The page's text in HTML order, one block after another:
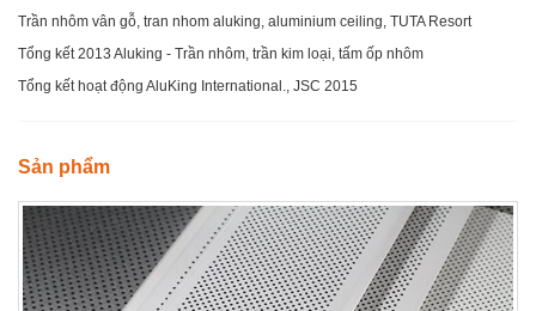
Trần nhôm vân gỗ, tran nhom aluking, aluminium ceiling, TUTA Resort
Tổng kết 2013 Aluking - Trần nhôm, trần kim loại, tấm ốp nhôm
Tổng kết hoạt động AluKing International., JSC 2015
Sản phẩm